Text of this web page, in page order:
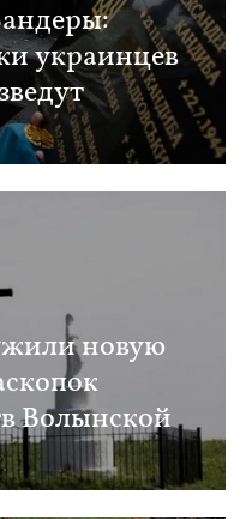
украинцев
новую
Волынской